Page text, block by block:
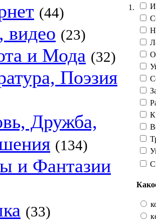
(44)
видео (23)
и Мода (32)
Поэзия
Дружба,
(134)
и Фантазии
(33)
1.